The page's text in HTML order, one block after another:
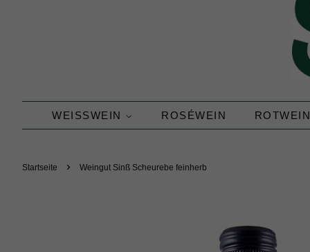
WEISSWEIN ROSÉWEIN ROTWEIN
Startseite › Weingut Sinß Scheurebe feinherb